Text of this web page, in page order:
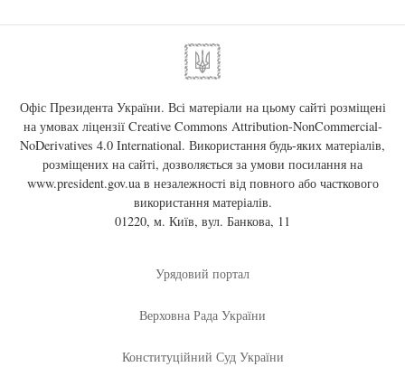
Офіс Президента України. Всі матеріали на цьому сайті розміщені
на умовах ліцензії Creative Commons Attribution-NonCommercial-
NoDerivatives 4.0 International. Використання будь-яких матеріалів,
розміщених на сайті, дозволяється за умови посилання на
www.president.gov.uaв незалежності від повного або часткового
використання матеріалів.
01220, м. Київ, вул. Банкова, 11
Урядовий портал
Верховна Рада України
Конституційний Суд України